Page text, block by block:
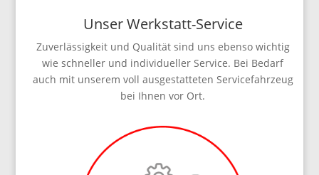
Unser Werkstatt-Service
Zuverlässigkeit und Qualität sind uns ebenso wichtig
wie schneller und individueller Service. Bei Bedarf
auch mit unserem voll ausgestatteten Servicefahrzeug
bei Ihnen vor Ort.